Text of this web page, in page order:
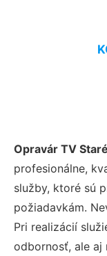
Opravár TV
profesionálne,
služby, ktoré sú
požiadavkám.
Pri realizácií
odbornosť, ale aj